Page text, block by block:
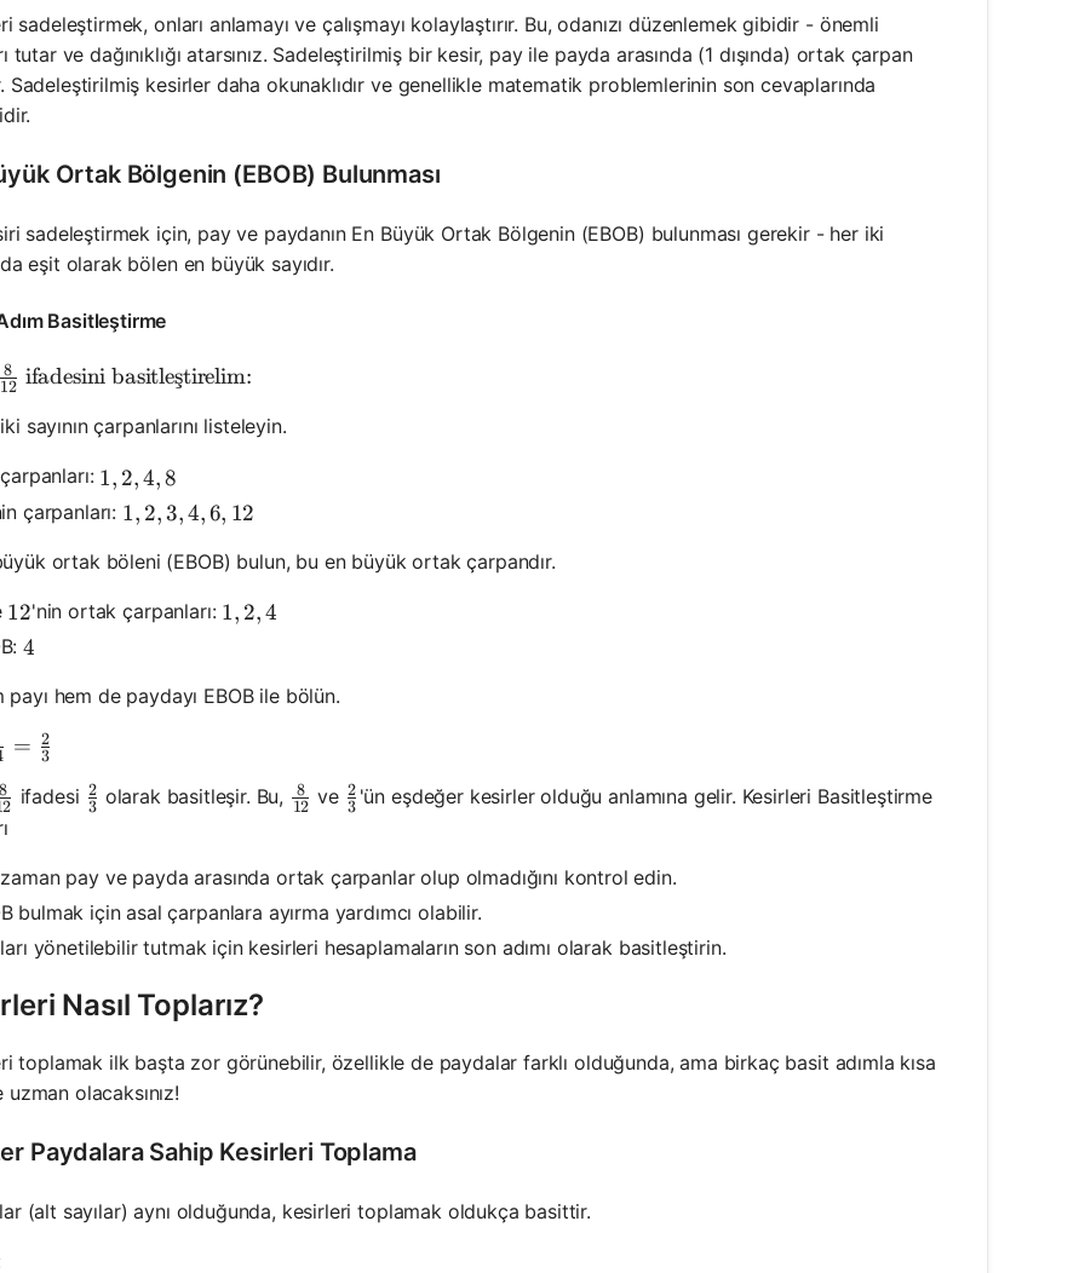
sadeleştirmek, onları anlamayı ve çalışmayı kolaylaştırır. Bu, odanızı düzenlemek gibidir - önemli
tutar ve dağınıklığı atarsınız. Sadeleştirilmiş bir kesir, pay ile payda arasında (1 dışında) ortak çarpan
Sadeleştirilmiş kesirler daha okunaklıdır ve genellikle matematik problemlerinin son cevaplarında
Ortak Bölgenin (EBOB) Bulunması
sadeleştirmek için, pay ve paydanın En Büyük Ortak Bölgenin (EBOB) bulunması gerekir - her iki
da eşit olarak bölen en büyük sayıdır.
Basitleştirme
} \frac{8}{12} \text{ ifadesini basitleştirelim:}
12
8 ifadesini basitles
¸tirelim:
sayının çarpanlarını listeleyin.
1,2,4,8
1, 2,4,8
çarpanları: 1,2,3,4,6,12
1, 2,3,4,6, 12
ortak böleni (EBOB) bulun, bu en büyük ortak çarpandır.
12
12'nin ortak çarpanları: 1, 2, 4
1, 2,4
4
4
payı hem de paydayı EBOB ile bölün.
\div 4}{12 \div 4}=\frac{2}{3}
= 3
2
8 ifadesi \frac{2}{3}
3
2 olarak basitleşir. Bu, \frac{8}{12}
12
8 ve \frac{2}{3}
3
2 'ün eşdeğer kesirler olduğu anlamına gelir. Kesirleri Basitleştirme
pay ve payda arasında ortak çarpanlar olup olmadığını kontrol edin.
bulmak için asal çarpanlara ayırma yardımcı olabilir.
yönetilebilir tutmak için kesirleri hesaplamaların son adımı olarak basitleştirin.
Nasıl Toplarız?
toplamak ilk başta zor görünebilir, özellikle de paydalar farklı olduğunda, ama birkaç basit adımla kısa
uzman olacaksınız!
Paydalara Sahip Kesirleri Toplama
(alt sayılar) aynı olduğunda, kesirleri toplamak oldukça basittir.